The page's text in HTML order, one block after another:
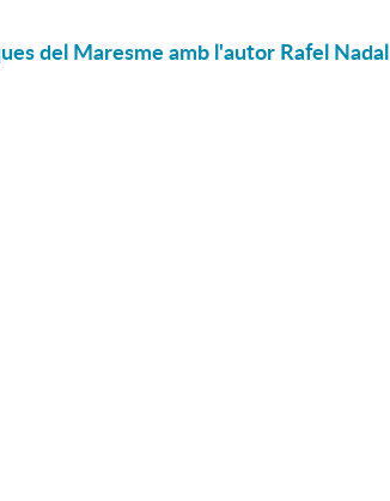
del Maresme amb l'autor Rafel Nadal